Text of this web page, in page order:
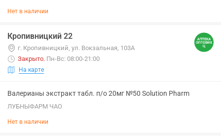
Нет в наличии
Кропивницкий 22
г. Кропивницкий, ул. Вокзальная, 103А
Закрыто. Пн-Вс: 08:00-21:00
На карте
Валерианы экстракт табл. п/о 20мг №50 Solution Pharm
ЛУБНЫФАРМ ЧАО
Нет в наличии